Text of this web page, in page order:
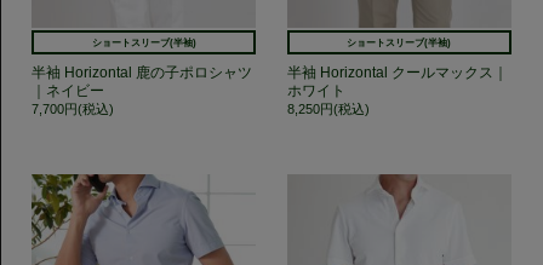
ショートスリーブ(半袖)
半袖 Horizontal 鹿の子ポロシャツ
｜ネイビー
7,700円(税込)
ショートスリーブ(半袖)
半袖 Horizontal クールマックス｜
ホワイト
8,250円(税込)